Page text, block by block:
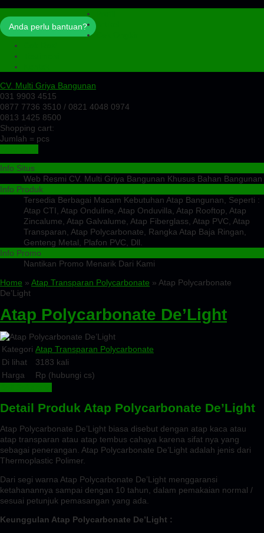
Anda perlu bantuan?
CV. Multi Griya Bangunan
031 9903 4515
0877 7736 3510 / 0821 4048 0974
0813 1425 8500
Shopping cart:
Jumlah = pcs
Info Situs
Web Resmi CV. Multi Griya Bangunan Khusus Bahan Bangunan
Info Produk
Tersedia Berbagai Macam Kebutuhan Atap Bangunan, Seperti :
Atap CTI, Atap Onduline, Atap Onduvilla, Atap Rooftop, Atap
Zincalume, Atap Galvalume, Atap Fiberglass, Atap PVC, Atap
Transparan, Atap Polycarbonate, Rangka Atap Baja Ringan,
Genteng Metal, Plafon PVC, Dll.
Info Promo
Nantikan Promo Menarik Dari Kami
Home » Atap Transparan Polycarbonate » Atap Polycarbonate
De’Light
Atap Polycarbonate De’Light
Kategori Atap Transparan Polycarbonate
Di lihat
3183 kali
Harga
Rp (hubungi cs)
Detail Produk Atap Polycarbonate De’Light
Atap Polycarbonate De’Light biasa disebut dengan atap kaca atau
atap transparan atau atap tembus cahaya karena sifat nya yang
sebagai penerangan. Atap Polycarbonate De’Light adalah jenis dari
Thermoplastic Polimer.
Dari segi warna Atap Polycarbonate De’Light menggaransi
ketahanannya sampai dengan 10 tahun, dalam pemakaian normal /
sesuai petunjuk pemasangan yang ada.
Keunggulan Atap Polycarbonate De’Light :